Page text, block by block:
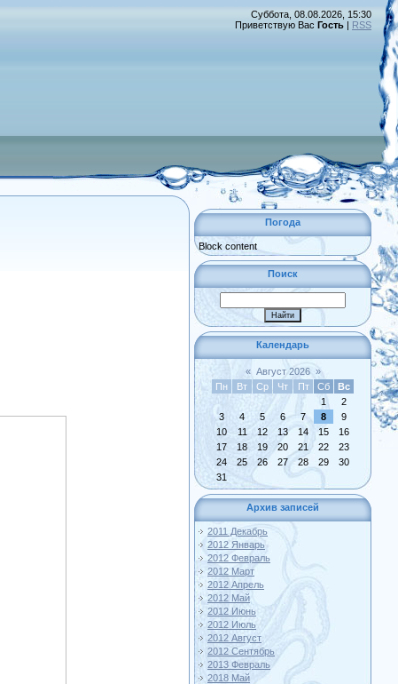
Суббота, 08.08.2026, 15:30
Приветствую Вас Гость | RSS
Погода
Block content
Поиск
Календарь
« Август 2026 »
Пн
Вт Ср Чт Пт Сб
Вс
1
2
3
4 5 6 7 8
9
10
11 12 13 14 15
16
17
18 19 20 21 22
23
24
25 26 27 28 29
30
31
Архив записей
2011 Декабрь
2012 Январь
2012 Февраль
2012 Март
2012 Апрель
2012 Май
2012 Июнь
2012 Июль
2012 Август
2012 Сентябрь
2013 Февраль
2018 Май